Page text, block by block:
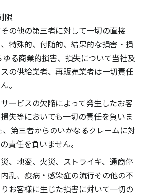
限
の他の第三者に対して一切の直接
特殊的、付随的、結果的な損害・損
ゆる商業的損害、損失について当社及
の供給業者、再販売業者は一切責任
。
ービスの欠陥によって発生したお客
失等においても一切の責任を負いま
、第三者からのいかなるクレームに対
責任を負いません。
、地変、火災、ストライキ、通商停
乱、疫病・感染症の流行その他の不
お客様に生じた損害に対いて一切の